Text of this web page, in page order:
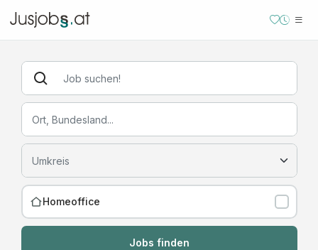
Homeoffice
Jobs finden